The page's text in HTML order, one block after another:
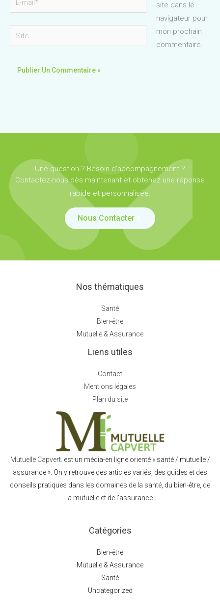
mail*
Site
site dans le
navigateur pour
mon prochain
commentaire.
Une question ? Besoin d’accompagnement ?
Contactez-nous dès maintenant et obtenez une réponse
rapide et personnalisée.
Nous Contacter
Nos thématiques
Santé
Bien-être
Mutuelle & Assurance
Liens utiles
Contact
Mentions légales
Plan du site
Mutuelle Capvert. est un média-en ligne orienté « santé / mutuelle /
assurance ». On y retrouve des articles variés, des guides et des
conseils pratiques dans les domaines de la santé, du bien-être, de
la mutuelle et de l’assurance.
Catégories
Bien-être
Mutuelle & Assurance
Santé
Uncategorized